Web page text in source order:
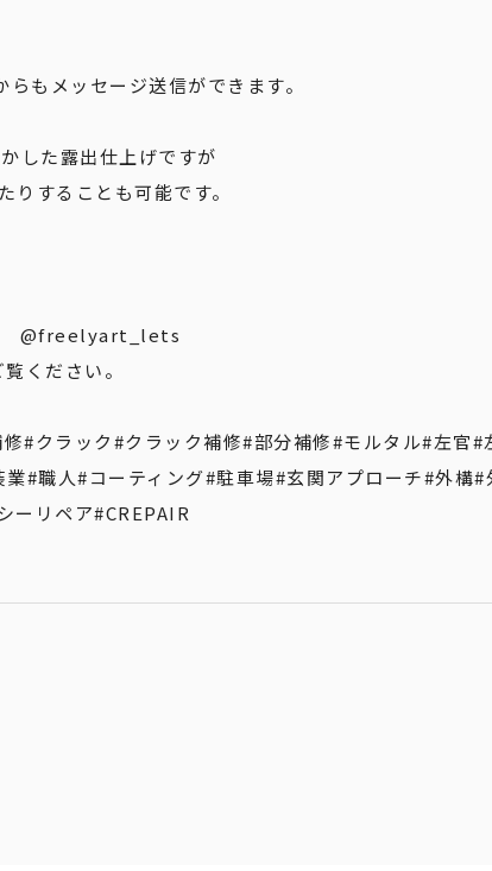
もメッセージ送信ができます。
した露出仕上げですが
することも可能です。
@freelyart_lets
ください。
#クラック#クラック補修#部分補修#モルタル#左官#
業#職人#コーティング#駐車場#玄関アプローチ#外構#
ーリペア#CREPAIR